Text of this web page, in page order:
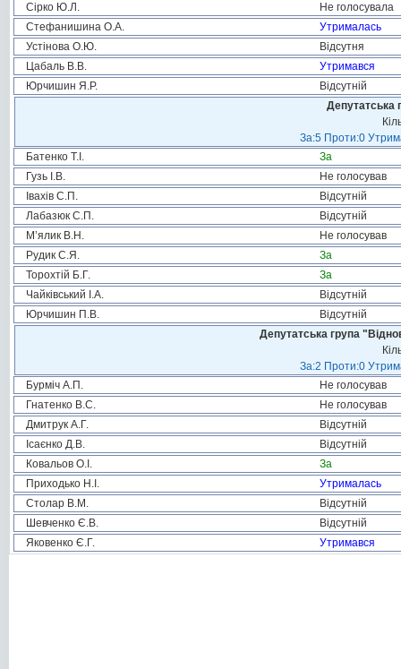
Сірко Ю.Л.
Не голосувала
Стефанишина О.А.
Утрималась
Устінова О.Ю.
Відсутня
Цабаль В.В.
Утримався
Юрчишин Я.Р.
Відсутній
Депутатська
За:5 Проти:0
Батенко Т.І.
За
Гузь І.В.
Не голосував
Івахів С.П.
Відсутній
Лабазюк С.П.
Відсутній
М’ялик В.Н.
Не голосував
Рудик С.Я.
За
Торохтій Б.Г.
За
Чайківський І.А.
Відсутній
Юрчишин П.В.
Відсутній
Депутатська група
За:2 Проти:0
Бурміч А.П.
Не голосував
Гнатенко В.С.
Не голосував
Дмитрук А.Г.
Відсутній
Ісаєнко Д.В.
Відсутній
Ковальов О.І.
За
Приходько Н.І.
Утрималась
Столар В.М.
Відсутній
Шевченко Є.В.
Відсутній
Яковенко Є.Г.
Утримався